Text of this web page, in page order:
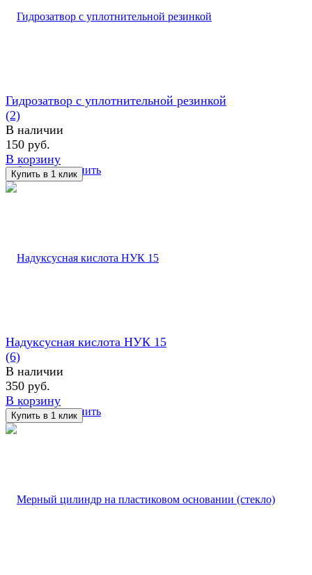
избранное сравнить
Гидрозатвор с уплотнительной резинкой
(2)
В наличии
150 руб.
В корзину
избранное сравнить
Надуксусная кислота НУК 15
(6)
В наличии
350 руб.
В корзину